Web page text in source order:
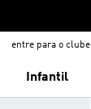
entre para o clube
Infantil